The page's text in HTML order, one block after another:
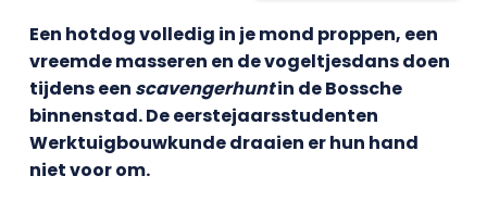
Een hotdog volledig in je mond proppen, een
vreemde masseren en de vogeltjesdans doen
tijdens een scavengerhuntin de Bossche
binnenstad. De eerstejaarsstudenten
Werktuigbouwkunde draaien er hun hand
niet voor om.